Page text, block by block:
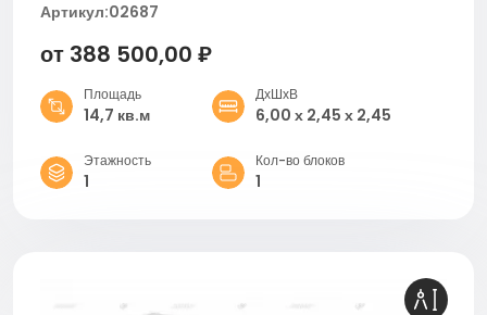
Артикул:02687
от 388 500,00 ₽
Площадь
14,7 кв.м
ДхШхВ
6,00 х 2,45 х 2,45
Этажность
1
Кол-во блоков
1